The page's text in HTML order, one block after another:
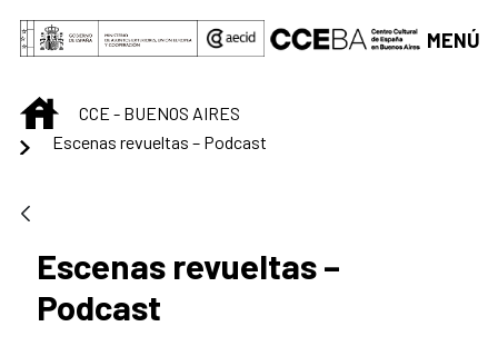
Saltar al contenido principal
MENÚ
INICIOCCE - BUENOS AIRES
Escenas revueltas – Podcast
Escenas revueltas –
Podcast